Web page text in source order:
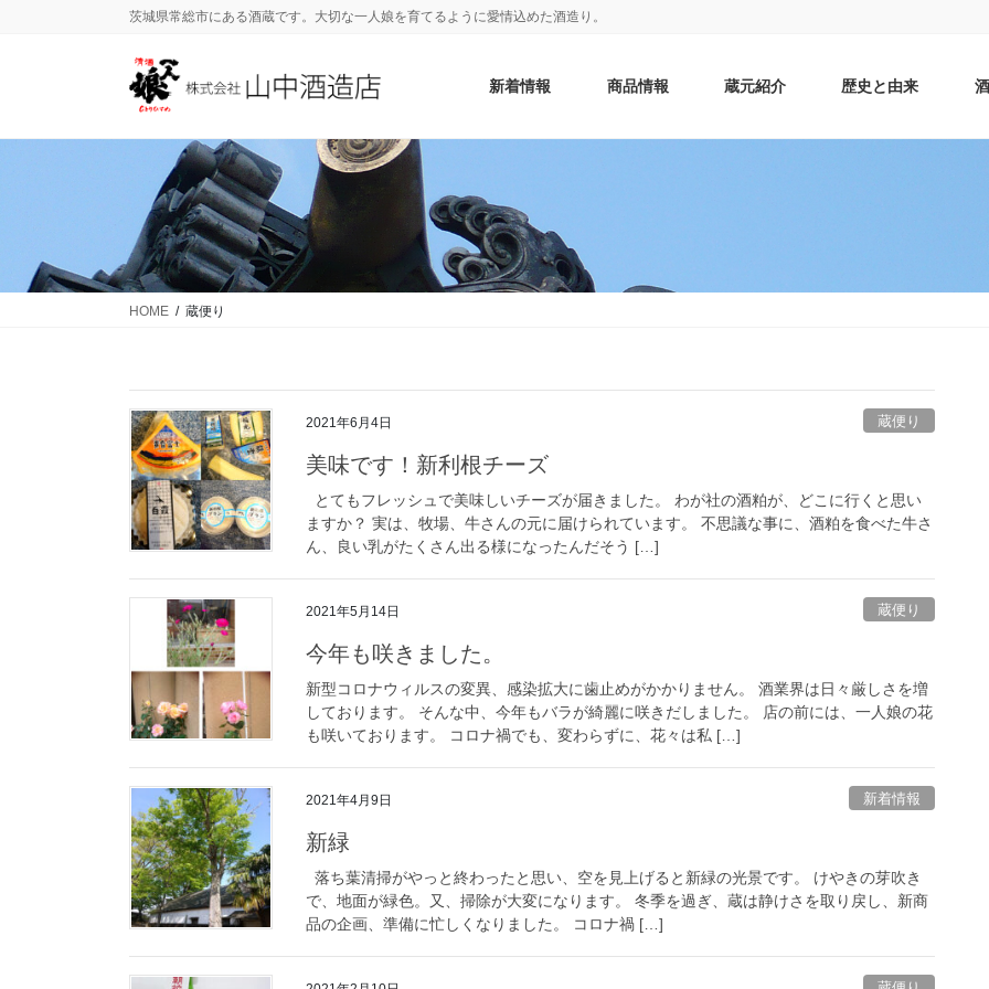
茨城県常総市にある酒蔵です。大切な一人娘を育てるように愛情込めた酒造り。
新着情報 商品情報 蔵元紹介 歴史と由来
HOME 蔵便り
2021年6月4日 蔵便り
美味です！新利根チーズ
とてもフレッシュで美味しいチーズが届きました。 わが社の酒粕が、どこに行くと思い
ますか？ 実は、牧場、牛さんの元に届けられています。 不思議な事に、酒粕を食べた牛さ
ん、良い乳がたくさん出る様になったんだそう […]
2021年5月14日 蔵便り
今年も咲きました。
新型コロナウィルスの変異、感染拡大に歯止めがかかりません。 酒業界は日々厳しさを増
しております。 そんな中、今年もバラが綺麗に咲きだしました。 店の前には、一人娘の花
も咲いております。 コロナ禍でも、変わらずに、花々は私 […]
2021年4月9日 新着情報
新緑
落ち葉清掃がやっと終わったと思い、空を見上げると新緑の光景です。 けやきの芽吹き
で、地面が緑色。又、掃除が大変になります。 冬季を過ぎ、蔵は静けさを取り戻し、新商
品の企画、準備に忙しくなりました。 コロナ禍 […]